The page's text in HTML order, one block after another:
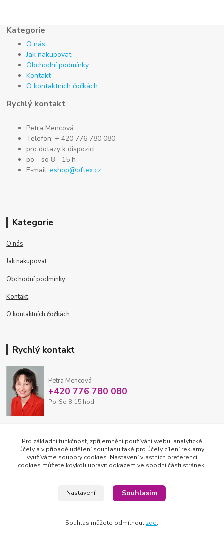
Kategorie
O nás
Jak nakupovat
Obchodní podmínky
Kontakt
O kontaktních čočkách
Rychlý kontakt
Petra Mencová
Telefon: + 420 776 780 080
pro dotazy k dispozici
po - so 8 - 15 h
E-mail:eshop@oftex.cz
Kategorie
O nás
Jak nakupovat
Obchodní podmínky
Kontakt
O kontaktních čočkách
Rychlý kontakt
Petra Mencová
+420 776 780 080
Po-So 8-15 hod
2026 © OFTEX oční klinika
Pro základní funkčnost, zpříjemnění používání webu, analytické
účely a v případě udělení souhlasu také pro účely cílení reklamy
využíváme soubory cookies. Nastavení vlastních preferencí
cookies můžete kdykoli upravit odkazem ve spodní části stránek.
Nastavení Souhlasím
Souhlas můžete odmítnout zde.